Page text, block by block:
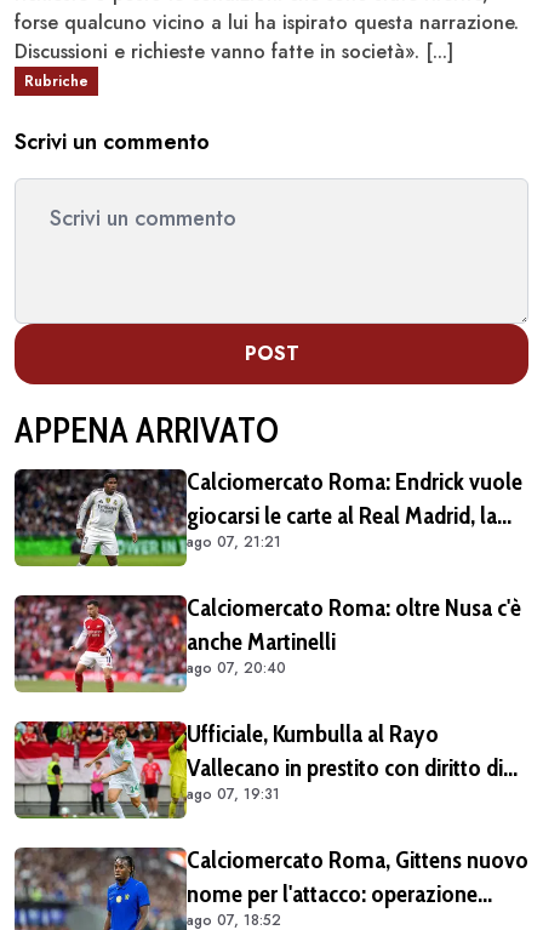
forse qualcuno vicino a lui ha ispirato questa narrazione.
Discussioni e richieste vanno fatte in società». [...]
Rubriche
Scrivi un commento
POST
APPENA ARRIVATO
Calciomercato Roma: Endrick vuole
giocarsi le carte al Real Madrid, la
pista si complica
ago 07, 21:21
Calciomercato Roma: oltre Nusa c'è
anche Martinelli
ago 07, 20:40
Ufficiale, Kumbulla al Rayo
Vallecano in prestito con diritto di
riscatto (COMUNICATO)
ago 07, 19:31
Calciomercato Roma, Gittens nuovo
nome per l'attacco: operazione
ago 07, 18:52